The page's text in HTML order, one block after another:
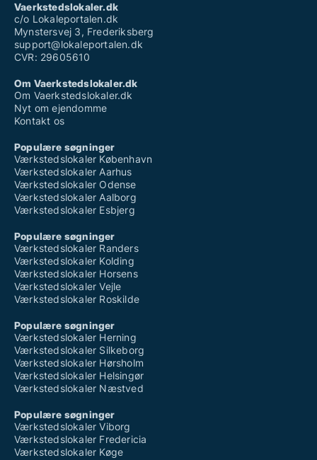
Vaerkstedslokaler.dk
c/o Lokaleportalen.dk
Mynstersvej 3, Frederiksberg
support@lokaleportalen.dk
CVR: 29605610
Om Vaerkstedslokaler.dk
Om Vaerkstedslokaler.dk
Nyt om ejendomme
Kontakt os
Populære søgninger
Værkstedslokaler København
Værkstedslokaler Aarhus
Værkstedslokaler Odense
Værkstedslokaler Aalborg
Værkstedslokaler Esbjerg
Populære søgninger
Værkstedslokaler Randers
Værkstedslokaler Kolding
Værkstedslokaler Horsens
Værkstedslokaler Vejle
Værkstedslokaler Roskilde
Populære søgninger
Værkstedslokaler Herning
Værkstedslokaler Silkeborg
Værkstedslokaler Hørsholm
Værkstedslokaler Helsingør
Værkstedslokaler Næstved
Populære søgninger
Værkstedslokaler Viborg
Værkstedslokaler Fredericia
Værkstedslokaler Køge